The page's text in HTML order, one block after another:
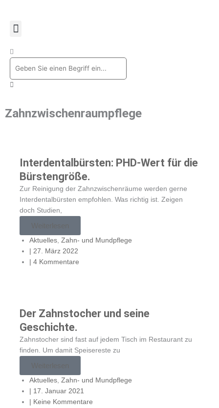
springen
Suche
Zahnzwischenraumpflege
Interdentalbürsten: PHD-Wert für die
Bürstengröße.
Zur Reinigung der Zahnzwischenräume werden gerne
Interdentalbürsten empfohlen. Was richtig ist. Zeigen
doch Studien,
Weiterlesen
Aktuelles Zahn- und Mundpflege
| 27. März 2022
| 4 Kommentare
Der Zahnstocher und seine
Geschichte.
Zahnstocher sind fast auf jedem Tisch im Restaurant zu
finden. Um damit Speisereste zu
Weiterlesen
Aktuelles, Zahn- und Mundpflege
17. Januar 2021
Keine Kommentare